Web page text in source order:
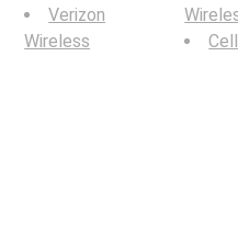
Verizon
Wireless